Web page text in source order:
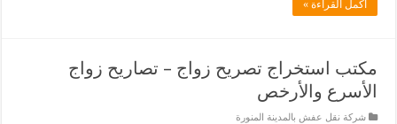
أكمل القراءة »
مكتب استخراج تصريح زواج – تصاريح زواج
الأسرع والأرخص
شركة نقل عفش بالمدينة المنورة